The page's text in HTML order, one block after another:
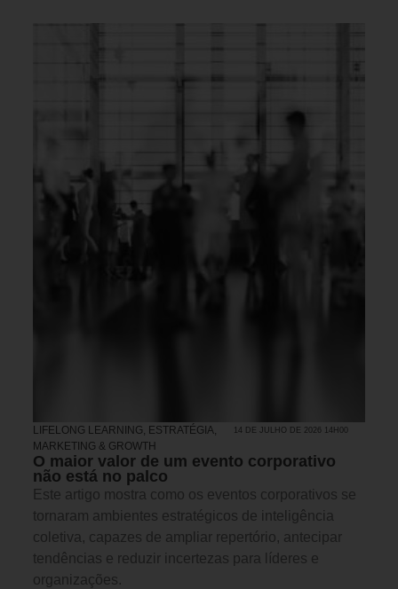
LIFELONG LEARNING, ESTRATÉGIA,
MARKETING & GROWTH
14 DE JULHO DE 2026 14H00
O maior valor de um evento corporativo
não está no palco
Este artigo mostra como os eventos corporativos se
tornaram ambientes estratégicos de inteligência
coletiva, capazes de ampliar repertório, antecipar
tendências e reduzir incertezas para líderes e
organizações.